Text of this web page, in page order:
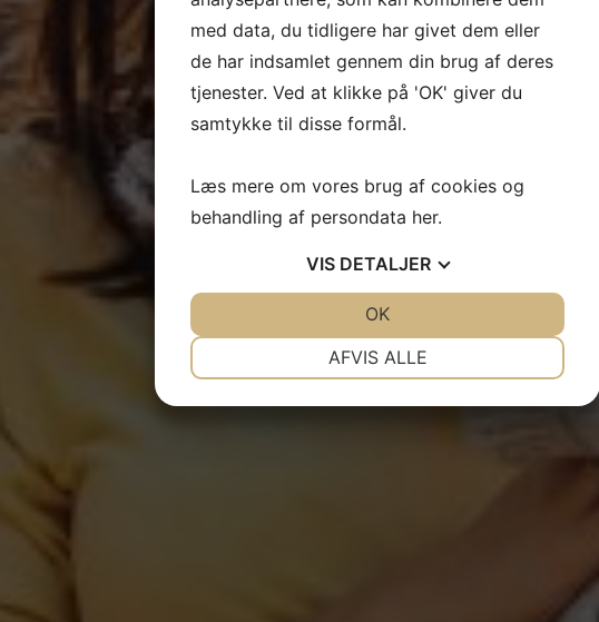
med data, du tidligere har givet dem eller
de har indsamlet gennem din brug af deres
tjenester. Ved at klikke på 'OK' giver du
samtykke til disse formål.
Læs mere om vores brug af cookies og
behandling af persondata her.
VIS DETALJER
AFVIS ALLE
OK